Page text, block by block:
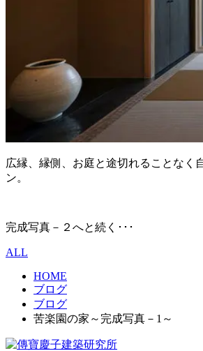
広縁、縁側、お庭と途切れることなく
ン。
完成写真－２へと続く･･･
ALL
HOME
ブログ
ブログ
苦楽園の家～完成写真－1～